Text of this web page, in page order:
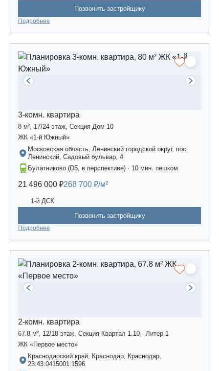
Позвонить застройщику
Подробнее
3-комн. квартира
8 м², 17/24 этаж, Секция Дом 10
ЖК «1-й Южный»
Московская область, Ленинский городской округ, пос.
Ленинский, Садовый бульвар, 4
Булатниково (D5, в перспективе) · 10 мин. пешком
21 496 000 ₽268 700 ₽/м²
1-й ДСК
Позвонить застройщику
Подробнее
2-комн. квартира
67.8 м², 12/18 этаж, Секция Квартал 1.10 - Литер 1
ЖК «Первое место»
Краснодарский край, Краснодар, Краснодар,
23:43:0415001:1596